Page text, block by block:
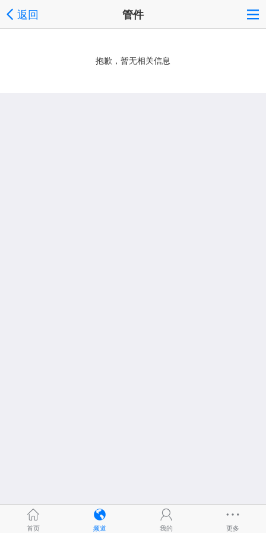
返回 管件
抱歉，暂无相关信息
首页 频道 我的 更多